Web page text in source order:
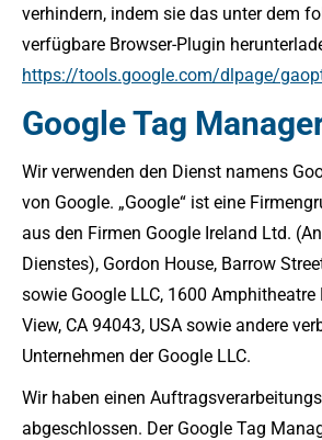
verhindern, indem sie das unter dem
verfügbare Browser-Plugin
https://tools.google.com/dlpage/
Google Tag
Wir verwenden den Dienst namens
von Google. „Google“ ist eine
aus den Firmen Google Ireland Ltd.
Dienstes), Gordon House, Barrow
sowie Google LLC, 1600
View, CA 94043, USA sowie andere
Unternehmen der Google LLC.
Wir haben einen
abgeschlossen. Der Google Tag